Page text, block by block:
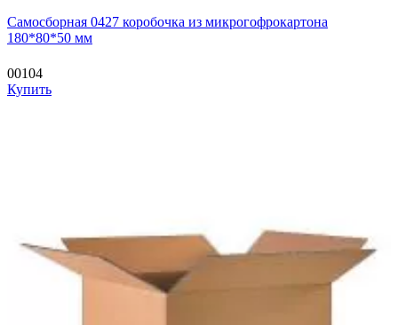
Самосборная 0427 коробочка из микрогофрокартона
180*80*50 мм
00104
Купить